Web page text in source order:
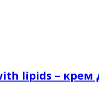
lipids –